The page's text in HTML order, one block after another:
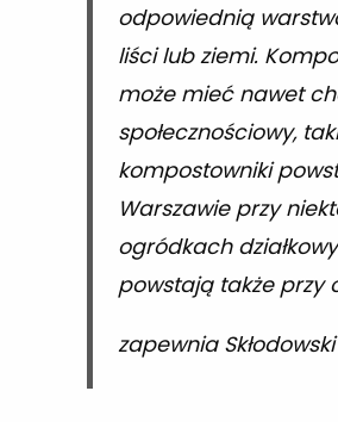
odpowiednią
liści lub ziemi.
może mieć nawet
społecznościowy,
kompostowniki
Warszawie przy
ogródkach
powstają także przy
zapewnia Skłodowski